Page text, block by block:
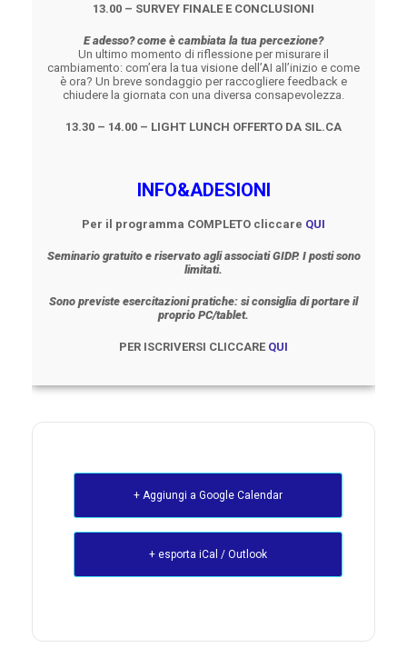
13.00 – SURVEY FINALE E CONCLUSIONI
E adesso? come è cambiata la tua percezione?
Un ultimo momento di riflessione per misurare il
cambiamento: com’era la tua visione dell’AI all’inizio e come
è ora? Un breve sondaggio per raccogliere feedback e
chiudere la giornata con una diversa consapevolezza.
13.30 – 14.00 – LIGHT LUNCH OFFERTO DA SIL.CA
INFO&ADESIONI
Per il programma COMPLETO cliccare QUI
Seminario gratuito e riservato agli associati GIDP. I posti sono
limitati.
Sono previste esercitazioni pratiche: si consiglia di portare il
proprio PC/tablet.
PER ISCRIVERSI CLICCARE QUI
+ Aggiungi a Google Calendar
+ esporta iCal / Outlook